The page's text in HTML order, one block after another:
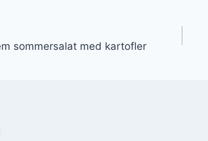
sommersalat med kartofler